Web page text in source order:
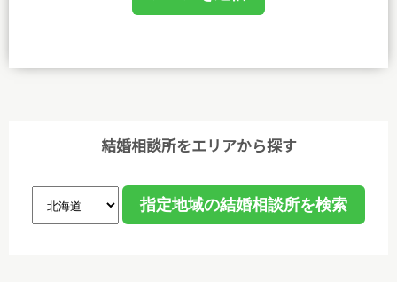
(1)個人情報保護に関する規程を策定し、事務局及び
利用目的を明確にし、目的外利用を行わないための措
ます。
結婚相談所をエリアから探す